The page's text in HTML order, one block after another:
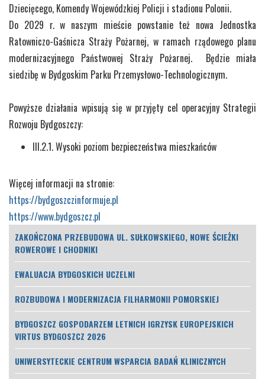
Dziecięcego, Komendy Wojewódzkiej Policji i stadionu Polonii.
Do 2029 r. w naszym mieście powstanie też nowa Jednostka
Ratowniczo-Gaśnicza Straży Pożarnej, w ramach rządowego planu
modernizacyjnego Państwowej Straży Pożarnej. Będzie miała
siedzibę w Bydgoskim Parku Przemysłowo-Technologicznym.
Powyższe działania wpisują się w przyjęty cel operacyjny Strategii
Rozwoju Bydgoszczy:
III.2.1. Wysoki poziom bezpieczeństwa mieszkańców
Więcej informacji na stronie:
https://bydgoszczinformuje.pl
https://www.bydgoszcz.pl
ZAKOŃCZONA PRZEBUDOWA UL. SUŁKOWSKIEGO, NOWE ŚCIEŻKI
ROWEROWE I CHODNIKI
EWALUACJA BYDGOSKICH UCZELNI
ROZBUDOWA I MODERNIZACJA FILHARMONII POMORSKIEJ
BYDGOSZCZ GOSPODARZEM LETNICH IGRZYSK EUROPEJSKICH
VIRTUS BYDGOSZCZ 2026
UNIWERSYTECKIE CENTRUM WSPARCIA BADAŃ KLINICZNYCH